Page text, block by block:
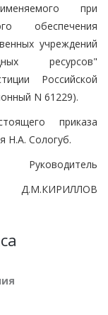
при
обеспечения
учреждений
ресурсов"
Российской
N 61229).
приказа
Н.А. Сологуб.
Руководитель
Д.М.КИРИЛЛОВ